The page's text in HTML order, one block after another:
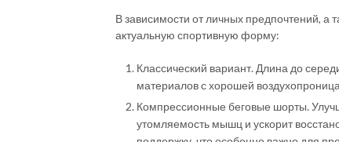
В зависимости от личных предпочтений, а
актуальную спортивную форму:
Классический вариант. Длина до
материалов с хорошей
Компрессионные беговые шорты.
утомляемость мышц и ускорит